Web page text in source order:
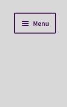
Menu